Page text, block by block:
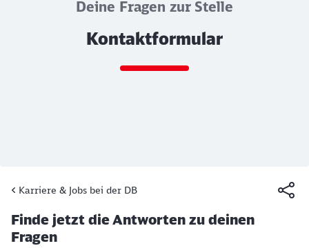
Deine Fragen zur Stelle
Kontaktformular
Ende des Sliders
Karriere & Jobs bei der DB
19. März 2026, 15:30 Uhr
Artikel:
Kontaktformular
Finde jetzt die Antworten zu deinen
Fragen